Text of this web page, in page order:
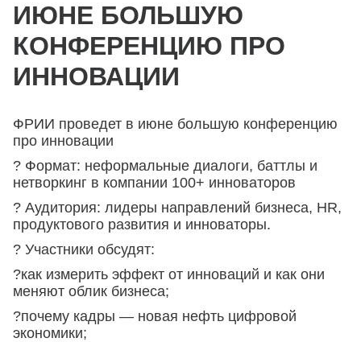
ИЮНЕ БОЛЬШУЮ
КОНФЕРЕНЦИЮ ПРО
ИННОВАЦИИ
ФРИИ проведет в июне большую конференцию
про инновации
? Формат: неформальные диалоги, баттлы и
нетворкинг в компании 100+ инноваторов
? Аудитория: лидеры направлений бизнеса, HR,
продуктового развития и инноваторы.
? Участники обсудят:
?как измерить эффект от инноваций и как они
меняют облик бизнеса;
?почему кадры — новая нефть цифровой
экономики;